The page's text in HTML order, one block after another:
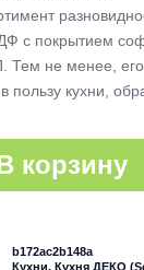
с покрытием
Тем не менее, его
пользу кухни,
корзину
b172ac2b148a
Кухни, Кухня ДЕКО